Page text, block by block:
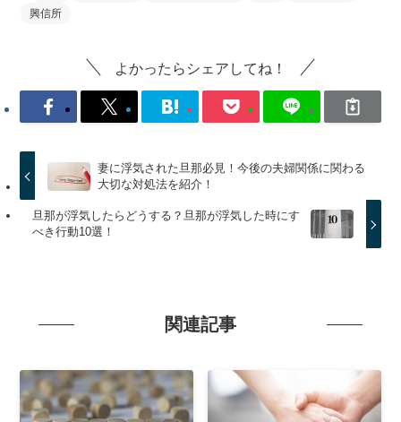
興信所
よかったらシェアしてね！
妻に浮気された旦那必見！今後の夫婦関係に関わる
大切な対処法を紹介！
旦那が浮気したらどうする？旦那が浮気した時にす
べき行動10選！
関連記事